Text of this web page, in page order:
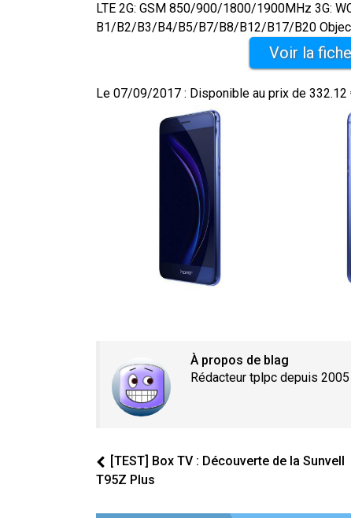
LTE 2G: GSM 850/900/1800/1900MHz 3G:
B1/B2/B3/B4/B5/B7/B8/B12/B17/B20
Voir la
Le 07/09/2017 : Disponible au prix de 332.12
À propos de blag
Rédacteur tplpc depuis 2005
[TEST] Box TV : Découverte de la Sunvell
T95Z Plus